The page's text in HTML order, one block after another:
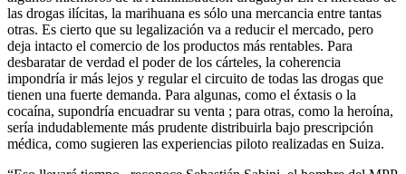
las drogas ilícitas, la marihuana es sólo una mercancia entre tantas
otras. Es cierto que su legalización va a reducir el mercado, pero
deja intacto el comercio de los productos más rentables. Para
desbaratar de verdad el poder de los cárteles, la coherencia
impondría ir más lejos y regular el circuito de todas las drogas que
tienen una fuerte demanda. Para algunas, como el éxtasis o la
cocaína, supondría encuadrar su venta ; para otras, como la heroína,
sería indudablemente más prudente distribuirla bajo prescripción
médica, como sugieren las experiencias piloto realizadas en Suiza.